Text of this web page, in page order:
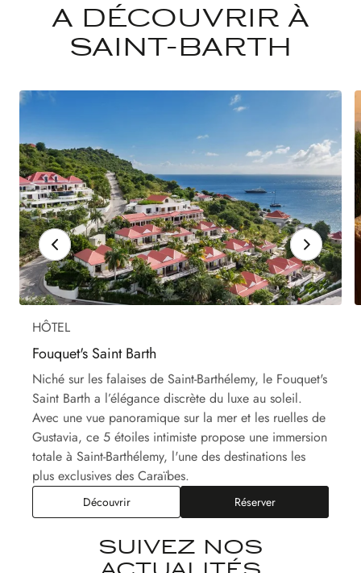
A DÉCOUVRIR À
SAINT-BARTH
HÔTEL
Fouquet's Saint Barth
Niché sur les falaises de Saint-Barthélemy, le Fouquet's
Saint Barth a l’élégance discrète du luxe au soleil.
Avec une vue panoramique sur la mer et les ruelles de
Gustavia, ce 5 étoiles intimiste propose une immersion
totale à Saint-Barthélemy, l'une des destinations les
plus exclusives des Caraïbes.
Découvrir Réserver
SUIVEZ NOS